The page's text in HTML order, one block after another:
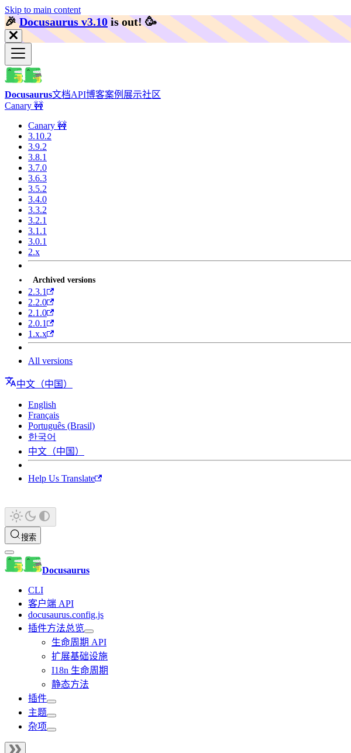
Skip to main content
🎉️Docusaurus v3.10 is out! 🥳️
Docusaurus文档API博客案例展示社区
Canary 🚧
Canary 🚧
3.10.2
3.9.2
3.8.1
3.7.0
3.6.3
3.5.2
3.4.0
3.3.2
3.2.1
3.1.1
3.0.1
2.x
Archived versions
2.3.1
2.2.0
2.1.0
2.0.1
1.x.x
All versions
中文（中国）
English
Français
Português (Brasil)
한국어
中文（中国）
Help Us Translate
搜索
Docusaurus
CLI
客户端 API
docusaurus.config.js
插件方法总览
生命周期 API
扩展基础设施
I18n 生命周期
静态方法
插件
主题
杂项